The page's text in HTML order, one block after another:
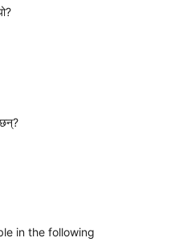
छन्?
in the following